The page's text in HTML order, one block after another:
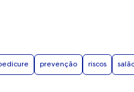
prevenção riscos